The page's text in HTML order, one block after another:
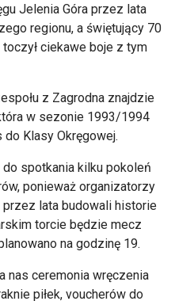
Jelenia Góra przez lata
regionu, a świętujący 70
ciekawe boje z tym
z Zagrodna znajdzie
w sezonie 1993/1994
Klasy Okręgowej.
spotkania kilku pokoleń
ponieważ organizatorzy
lata budowali historie
torcie będzie mecz
na godzinę 19.
nas ceremonia wręczenia
piłek, voucherów do